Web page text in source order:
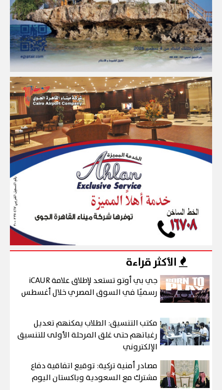
الأكثر قراءة
جي بي أوتو تستعد لإطلاق علامة iCAUR
رسميًا في السوق المصري خلال أغسطس
مكتب التنسيق: الطلاب يمكنهم تعديل
رغباتهم حتى غلق المرحلة الأولى للتنسيق
الإلكتروني
مصادر أمنية تركية: توقيع اتفاقية دفاع
مشترك مع السعودية وباكستان اليوم